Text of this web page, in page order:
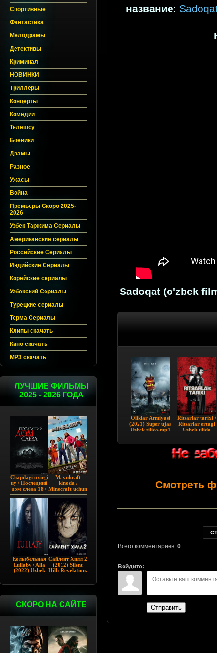
Спортивные
Фантастика
Мелодрамы
Детективы
Криминал
НОВИНКИ
Триллеры
Концерты
Комедии
Телешоу
Боевики
Драмы
Разное
Ужасы
Война
Премьеры Скоро 2025-
2026
Узбек Таржима Сериалы
Американские сериалы
Российские Сериалы
Индийские Сериалы
Корейские сериалы
Узбекский Сериалы
Турецкие сериалы
Терма Сериалы
Клипы скачать
Кино скачать
MP3 скачать
ЛУЧШИЕ ФИЛЬМЫ
2025 - 2026 ГОДА
Chapdagi oxirgi
uy / Последний
дом слева 18+
(2009)
Maynkraft
kinoda /
Minecraft uchun
film / Maygiraft
2025 AQSH
filmi
Колыбельная
Lullaby / Alla
(2022) Uzbek
tilida
Сайлент Хилл 2
(2012) Silent
Hill: Revelation.
СКОРО НА САЙТЕ
название:
Sadoqat (o'zbek
Oliklar Armiyasi
(2021) Super ujas
Uzbek tilida.mp4
Ritsarlar tarixi /
Ritsarlar ertagi
Uzbek tilida
Смотреть
Всего комментариев: 0
Войдите:
Отправить